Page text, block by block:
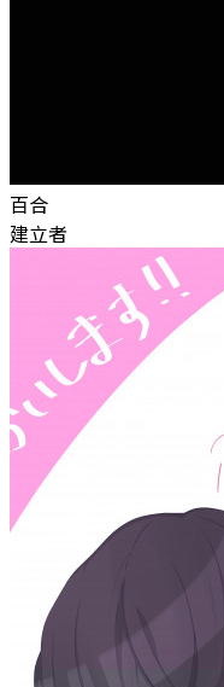
百合
建立者